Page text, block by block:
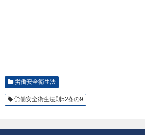
労働安全衛生法
労働安全衛生法則52条の9